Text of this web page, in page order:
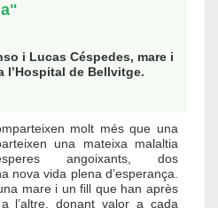
i Lucas Céspedes, mare i
de Bellvitge.
molt més que una
una mateixa malaltia
angoixants, dos
nova vida plena d’esperança.
mare i un fill que han après
l’altre, donant valor a cada